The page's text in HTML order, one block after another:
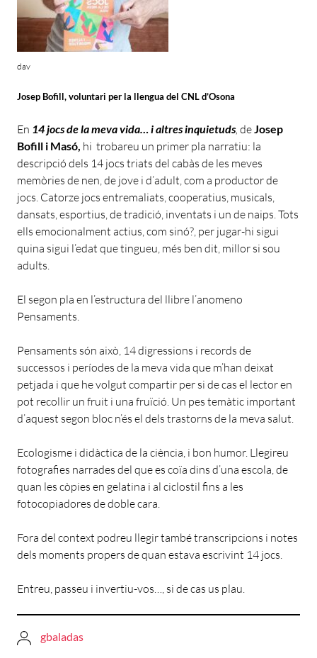
dav
Josep Bofill, voluntari per la llengua del CNL d’Osona
En 14 jocs de la meva vida… i altres inquietuds, deJosep
Bofill i Masó, hi trobareu un primer pla narratiu: la
descripció dels 14 jocs triats del cabàs de les meves
memòries de nen, de jove i d’adult, com a productor de
jocs. Catorze jocs entremaliats, cooperatius, musicals,
dansats, esportius, de tradició, inventats i un de naips. Tots
ells emocionalment actius, com sinó?, per jugar-hi sigui
quina sigui l’edat que tingueu, més ben dit, millor si sou
adults.
El segon pla en l’estructura del llibre l’anomeno
Pensaments.
Pensaments són això, 14 digressions i records de
successos i períodes de la meva vida que m’han deixat
petjada i que he volgut compartir per si de cas el lector en
pot recollir un fruit i una fruïció. Un pes temàtic important
d’aquest segon bloc n’és el dels trastorns de la meva salut.
Ecologisme i didàctica de la ciència, i bon humor. Llegireu
fotografies narrades del que es coïa dins d’una escola, de
quan les còpies en gelatina i al ciclostil fins a les
fotocopiadores de doble cara.
Fora del context podreu llegir també transcripcions i notes
dels moments propers de quan estava escrivint 14 jocs.
Entreu, passeu i invertiu-vos…, si de cas us plau.
gbaladas